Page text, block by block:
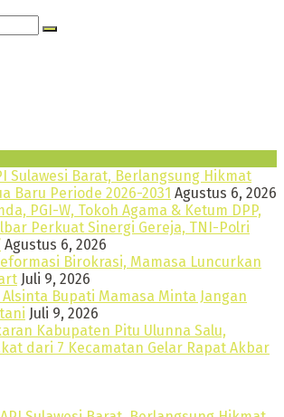
Sulawesi Barat, Berlangsung Hikmat
Baru Periode 2026-2031 Agustus 6, 2026
PGI-W, Tokoh Agama & Ketum DPP,
Perkuat Sinergi Gereja, TNI-Polri
Agustus 6, 2026
Birokrasi, Mamasa Luncurkan
Juli 9, 2026
Bupati Mamasa Minta Jangan
Juli 9, 2026
Kabupaten Pitu Ulunna Salu,
dari 7 Kecamatan Gelar Rapat Akbar